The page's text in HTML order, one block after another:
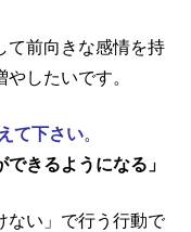
て前向きな感情を持
したいです。
て下さい。
できるようになる」
ない」で行う行動で